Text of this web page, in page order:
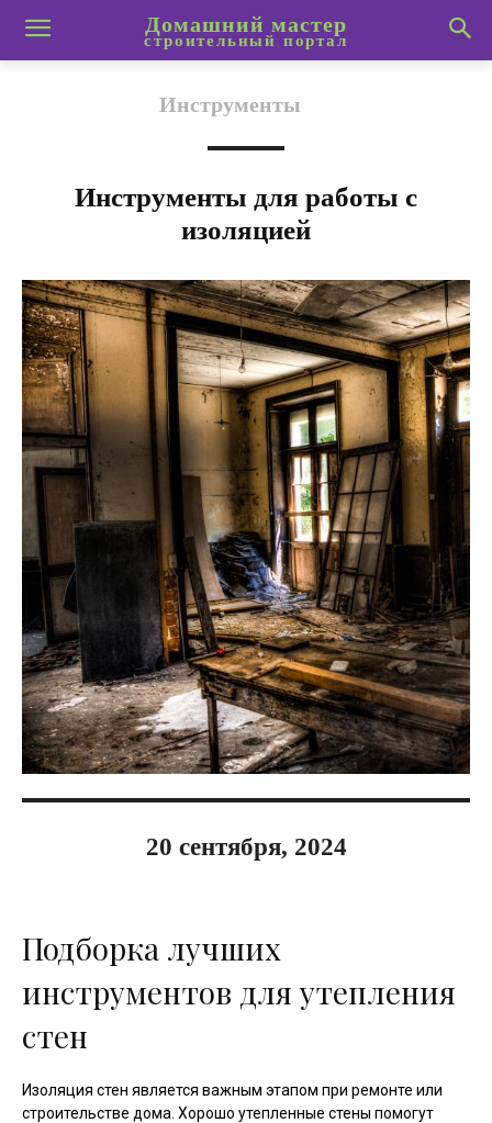
Домашний мастер
строительный портал
Инструменты
Инструменты для работы с
изоляцией
20 сентября, 2024
Подборка лучших
инструментов для утепления
стен
Изоляция стен является важным этапом при ремонте или
строительстве дома. Хорошо утепленные стены помогут